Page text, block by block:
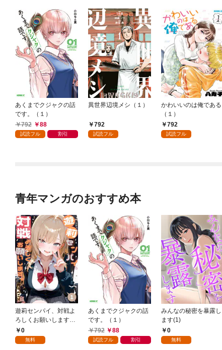
あくまでクジャクの話
です。（１）
792
88
試読フル 割引
異世界辺境メシ（１）
792
試読フル
かわいいのは俺である
（１）
792
試読フル
青年マンガのおすすめ本
遊莉センパイ、対戦よ
ろしくお願いします。
1 0
無料
あくまでクジャクの話
です。（１）
792
88
試読フル 割引
みんなの秘密を暴露し
ます(1)
0
無料